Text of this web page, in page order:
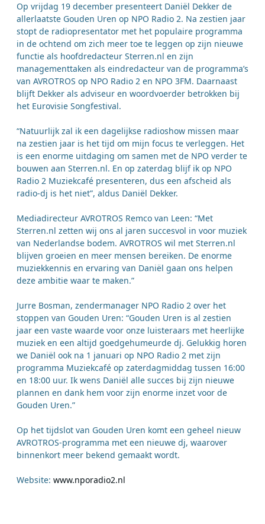
Op vrijdag 19 december presenteert Daniël Dekker de
allerlaatste Gouden Uren op NPO Radio 2. Na zestien jaar
stopt de radiopresentator met het populaire programma
in de ochtend om zich meer toe te leggen op zijn nieuwe
functie als hoofdredacteur Sterren.nl en zijn
managementtaken als eindredacteur van de programma’s
van AVROTROS op NPO Radio 2 en NPO 3FM. Daarnaast
blijft Dekker als adviseur en woordvoerder betrokken bij
het Eurovisie Songfestival.
“Natuurlijk zal ik een dagelijkse radioshow missen maar
na zestien jaar is het tijd om mijn focus te verleggen. Het
is een enorme uitdaging om samen met de NPO verder te
bouwen aan Sterren.nl. En op zaterdag blijf ik op NPO
Radio 2 Muziekcafé presenteren, dus een afscheid als
radio-dj is het niet”, aldus Daniël Dekker.
Mediadirecteur AVROTROS Remco van Leen: “Met
Sterren.nl zetten wij ons al jaren succesvol in voor muziek
van Nederlandse bodem. AVROTROS wil met Sterren.nl
blijven groeien en meer mensen bereiken. De enorme
muziekkennis en ervaring van Daniël gaan ons helpen
deze ambitie waar te maken.”
Jurre Bosman, zendermanager NPO Radio 2 over het
stoppen van Gouden Uren: “Gouden Uren is al zestien
jaar een vaste waarde voor onze luisteraars met heerlijke
muziek en een altijd goedgehumeurde dj. Gelukkig horen
we Daniël ook na 1 januari op NPO Radio 2 met zijn
programma Muziekcafé op zaterdagmiddag tussen 16:00
en 18:00 uur. Ik wens Daniël alle succes bij zijn nieuwe
plannen en dank hem voor zijn enorme inzet voor de
Gouden Uren.”
Op het tijdslot van Gouden Uren komt een geheel nieuw
AVROTROS-programma met een nieuwe dj, waarover
binnenkort meer bekend gemaakt wordt.
Website: www.nporadio2.nl